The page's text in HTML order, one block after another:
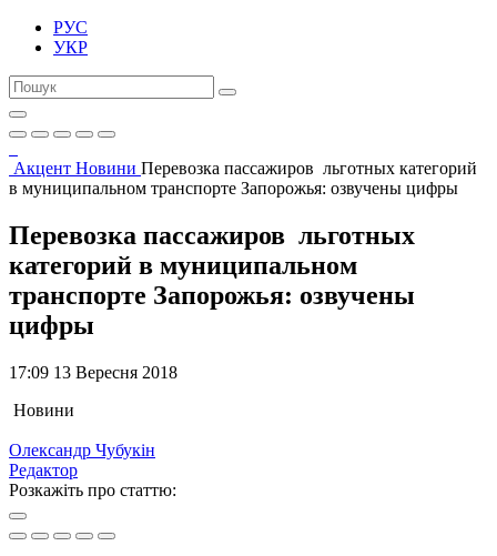
РУС
УКР
Акцент Новини Перевозка пассажиров льготных категорий
в муниципальном транспорте Запорожья: озвучены цифры
Перевозка пассажиров льготных
категорий в муниципальном
транспорте Запорожья: озвучены
цифры
17:09 13 Вересня 2018
Новини
Олександр Чубукін
Редактор
Розкажіть про статтю: